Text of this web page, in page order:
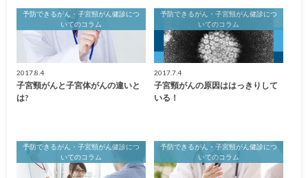
予防できるがん・子宮頸がん健診につ
いてのコラム
2017.8.4
子宮頸がんと子宮体がんの違いと
は?
予防できるがん・子宮頸がん健診につ
いてのコラム
2017.7.4
子宮頸がんの原因ははっきりして
いる！
予防できるがん・子宮頸がん健診につ
いてのコラム
予防できるがん・子宮頸がん健診につ
いてのコラム